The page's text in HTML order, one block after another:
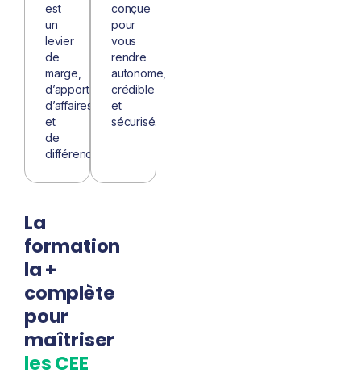
est
un
levier
de
marge,
d’apport
d’affaires
et
de
différenciation.
conçue
pour
vous
rendre
autonome,
crédible
et
sécurisé.
La
formation
la +
complète
pour
maîtriser
les CEE